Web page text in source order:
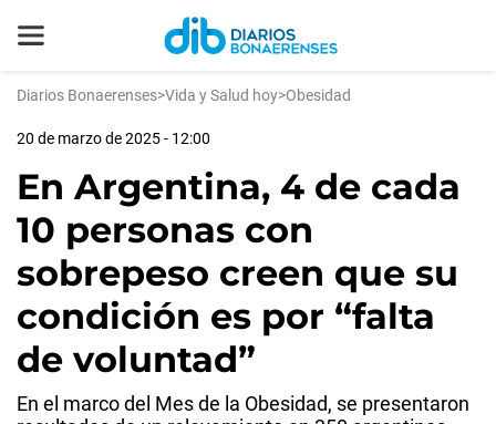
Diarios Bonaerenses>Vida y Salud hoy>Obesidad
20 de marzo de 2025 - 12:00
En Argentina, 4 de cada
10 personas con
sobrepeso creen que su
condición es por “falta
de voluntad”
En el marco del Mes de la Obesidad, se presentaron